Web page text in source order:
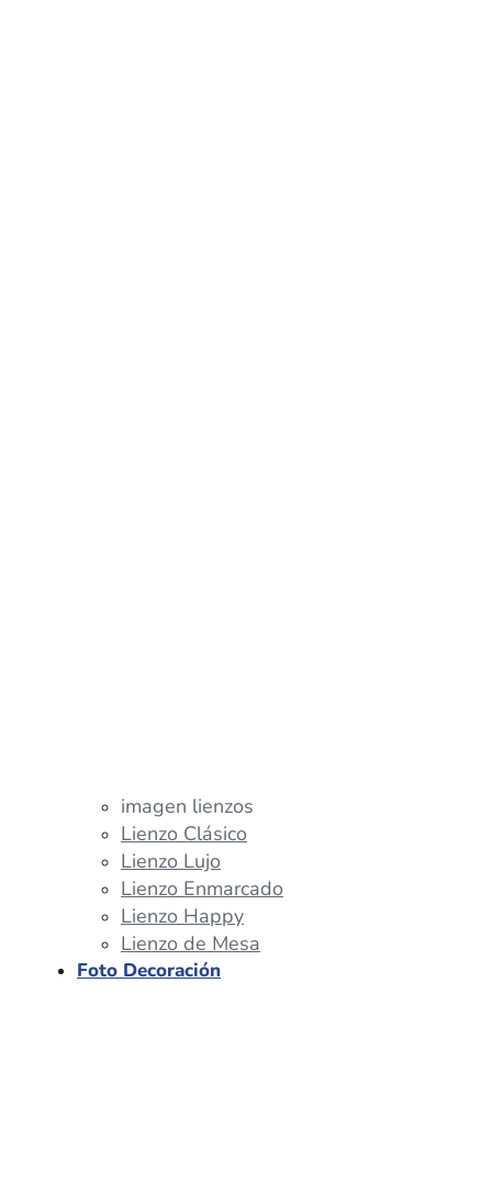
imagen lienzos
Lienzo Clásico
Lienzo Lujo
Lienzo Enmarcado
Lienzo Happy
Lienzo de Mesa
Foto Decoración